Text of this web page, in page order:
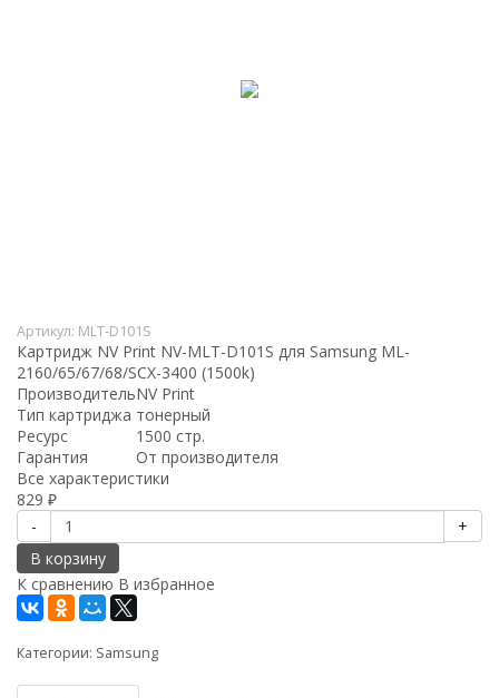
Артикул: MLT-D101S
Картридж NV Print NV-MLT-D101S для Samsung ML-
2160/65/67/68/SCX-3400 (1500k)
ПроизводительNV Print
Тип картриджа тонерный
Ресурс
1500 стр.
Гарантия
От производителя
Все характеристики
829 ₽
-
+
В корзину
К сравнению В избранное
Категории: Samsung